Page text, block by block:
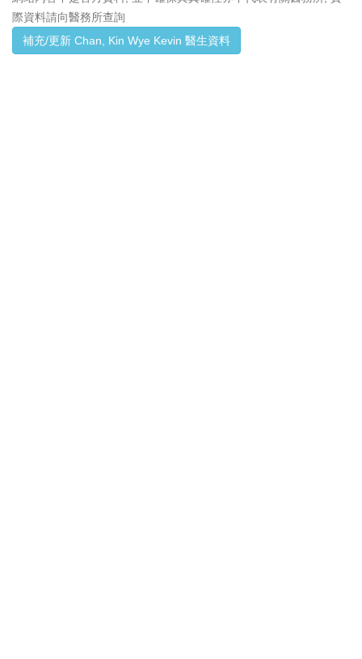
際資料請向醫務所查詢
補充/更新 Chan, Kin Wye Kevin 醫生資料